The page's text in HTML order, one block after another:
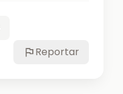
Reportar